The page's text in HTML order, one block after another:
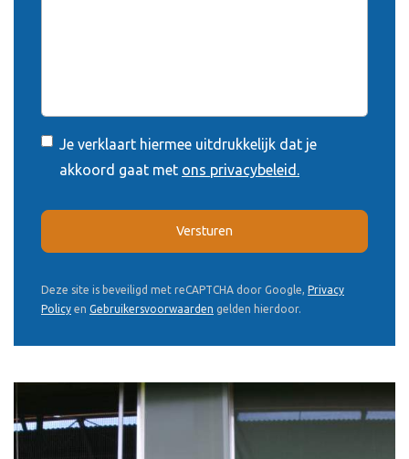
Je verklaart hiermee uitdrukkelijk dat je
akkoord gaat met ons privacybeleid.
Versturen
Deze site is beveiligd met reCAPTCHA door Google, Privacy
Policy en Gebruikersvoorwaarden gelden hierdoor.